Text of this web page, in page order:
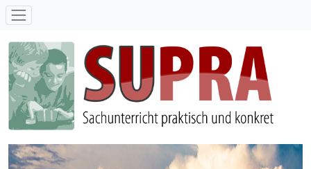
SUPRA - Sachunterricht praktisch und konkret